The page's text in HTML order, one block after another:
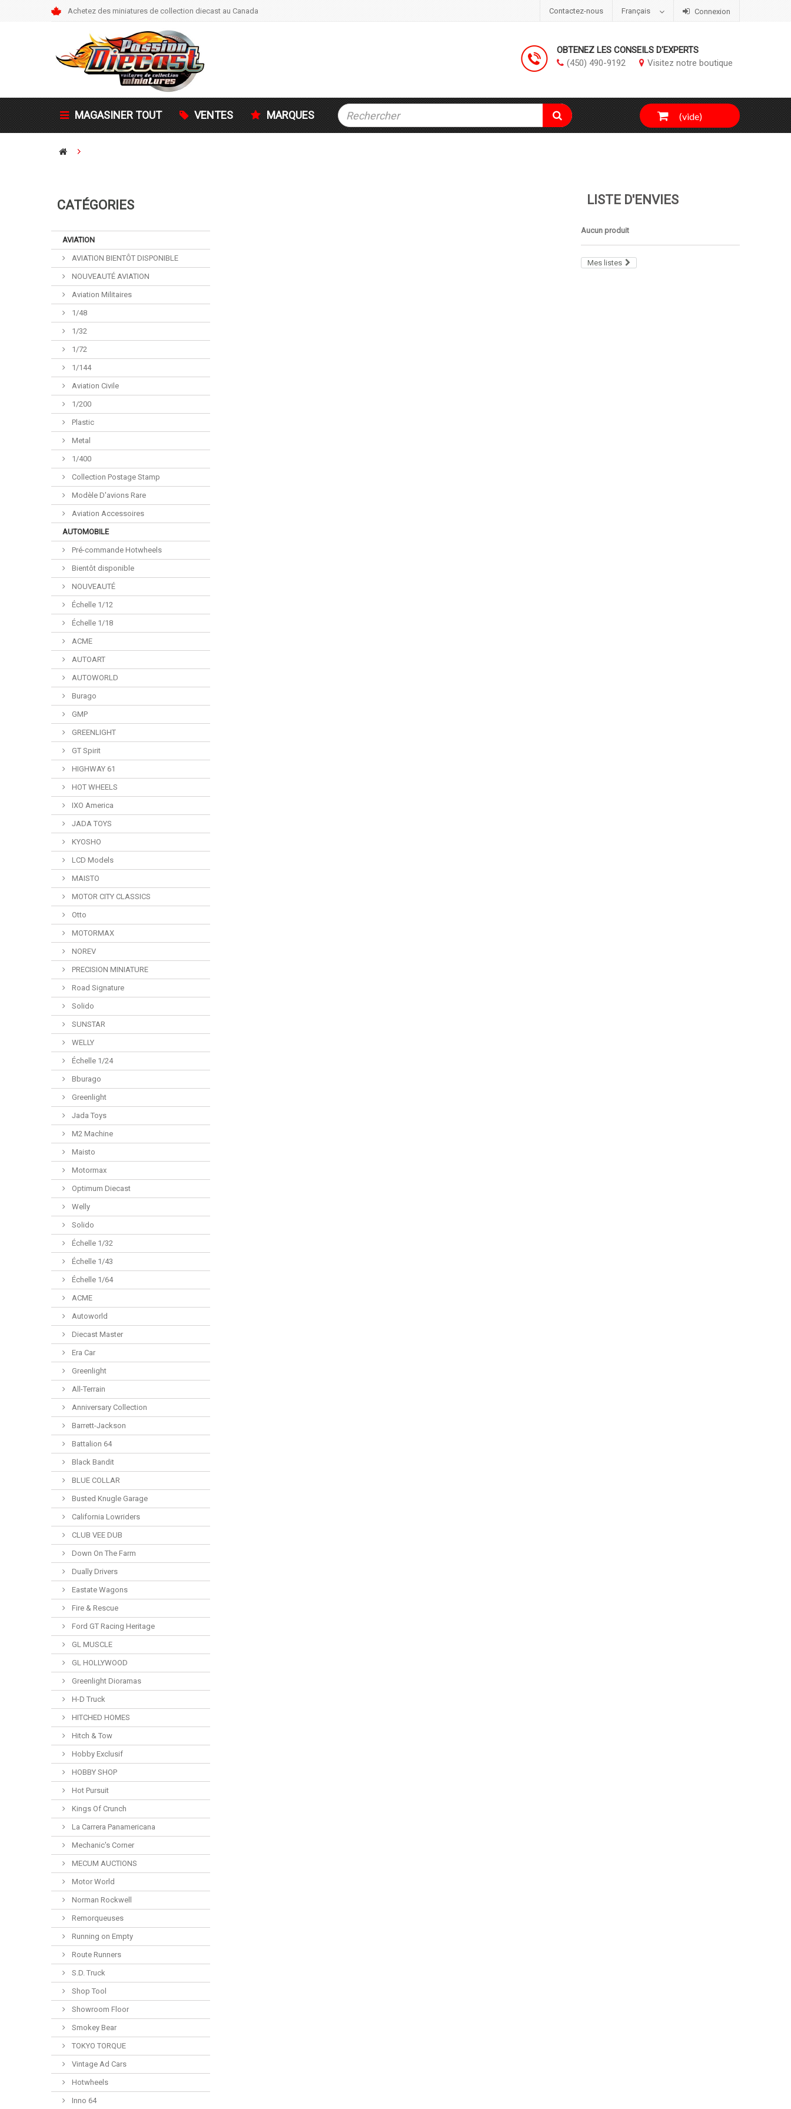
Connexion
Français
Contactez-nous
Achetez des miniatures de collection diecast au Canada
OBTENEZ LES CONSEILS D'EXPERTS
(450) 490-9192
Visitez notre boutique
MAGASINER TOUT VENTES MARQUES (vide)
CATÉGORIES
AVIATION
AVIATION BIENTÔT DISPONIBLE
NOUVEAUTÉ AVIATION
Aviation Militaires
1/48
1/32
1/72
1/144
Aviation Civile
1/200
Plastic
Metal
1/400
Collection Postage Stamp
Modèle D'avions Rare
Aviation Accessoires
AUTOMOBILE
Pré-commande Hotwheels
Bientôt disponible
NOUVEAUTÉ
Échelle 1/12
Échelle 1/18
ACME
AUTOART
AUTOWORLD
Burago
GMP
GREENLIGHT
GT Spirit
HIGHWAY 61
HOT WHEELS
IXO America
JADA TOYS
KYOSHO
LCD Models
MAISTO
MOTOR CITY CLASSICS
Otto
MOTORMAX
NOREV
PRECISION MINIATURE
Road Signature
Solido
SUNSTAR
WELLY
Échelle 1/24
Bburago
Greenlight
Jada Toys
M2 Machine
Maisto
Motormax
Optimum Diecast
Welly
Solido
Échelle 1/32
Échelle 1/43
Échelle 1/64
ACME
Autoworld
Diecast Master
Era Car
Greenlight
All-Terrain
Anniversary Collection
Barrett-Jackson
Battalion 64
Black Bandit
BLUE COLLAR
Busted Knugle Garage
California Lowriders
CLUB VEE DUB
Down On The Farm
Dually Drivers
Eastate Wagons
Fire & Rescue
Ford GT Racing Heritage
GL MUSCLE
GL HOLLYWOOD
Greenlight Dioramas
H-D Truck
HITCHED HOMES
Hitch & Tow
Hobby Exclusif
HOBBY SHOP
Hot Pursuit
Kings Of Crunch
La Carrera Panamericana
Mechanic's Corner
MECUM AUCTIONS
Motor World
Norman Rockwell
Remorqueuses
Running on Empty
Route Runners
S.D. Truck
Shop Tool
Showroom Floor
Smokey Bear
TOKYO TORQUE
Vintage Ad Cars
Hotwheels
Inno 64
LISTE D'ENVIES
Aucun produit
Mes listes